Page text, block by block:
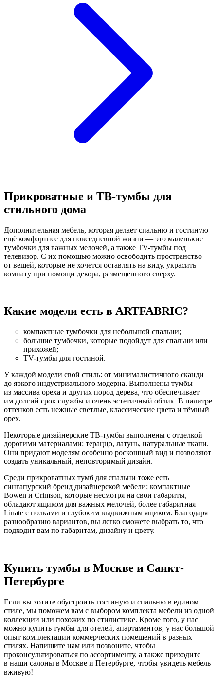
Прикроватные и ТВ-тумбы для
стильного дома
Дополнительная мебель, которая делает спальню и гостиную
ещё комфортнее для повседневной жизни — это маленькие
тумбочки для важных мелочей, а также TV-тумбы под
телевизор. С их помощью можно освободить пространство
от вещей, которые не хочется оставлять на виду, украсить
комнату при помощи декора, размещенного сверху.
Какие модели есть в ARTFABRIC?
компактные тумбочки для небольшой спальни;
большие тумбочки, которые подойдут для спальни или
прихожей;
TV-тумбы для гостиной.
У каждой модели свой стиль: от минималистичного сканди
до яркого индустриального модерна. Выполнены тумбы
из массива ореха и других пород дерева, что обеспечивает
им долгий срок службы и очень эстетичный облик. В палитре
оттенков есть нежные светлые, классические цвета и тёмный
орех.
Некоторые дизайнерские ТВ-тумбы выполнены с отделкой
дорогими материалами: тераццо, латунь, натуральные ткани.
Они придают моделям особенно роскошный вид и позволяют
создать уникальный, неповторимый дизайн.
Среди прикроватных тумб для спальни тоже есть
сингапурский бренд дизайнерской мебели: компактные
Bowen и Crimson, которые несмотря на свои габариты,
обладают ящиком для важных мелочей, более габаритная
Linate с полками и глубоким выдвижным ящиком. Благодаря
разнообразию вариантов, вы легко сможете выбрать то, что
подходит вам по габаритам, дизайну и цвету.
Купить тумбы в Москве и Санкт-
Петербурге
Если вы хотите обустроить гостиную и спальню в едином
стиле, мы поможем вам с выбором комплекта мебели из одной
коллекции или похожих по стилистике. Кроме того, у нас
можно купить тумбы для отелей, апартаментов, у нас большой
опыт комплектации коммерческих помещений в разных
стилях. Напишите нам или позвоните, чтобы
проконсультироваться по ассортименту, а также приходите
в наши салоны в Москве и Петербурге, чтобы увидеть мебель
вживую!